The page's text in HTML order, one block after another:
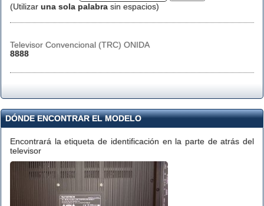
(Utilizar una sola palabra sin espacios)
Televisor Convencional (TRC) ONIDA
8888
DÓNDE ENCONTRAR EL MODELO
Encontrará la etiqueta de identificación en la parte de atrás del
televisor